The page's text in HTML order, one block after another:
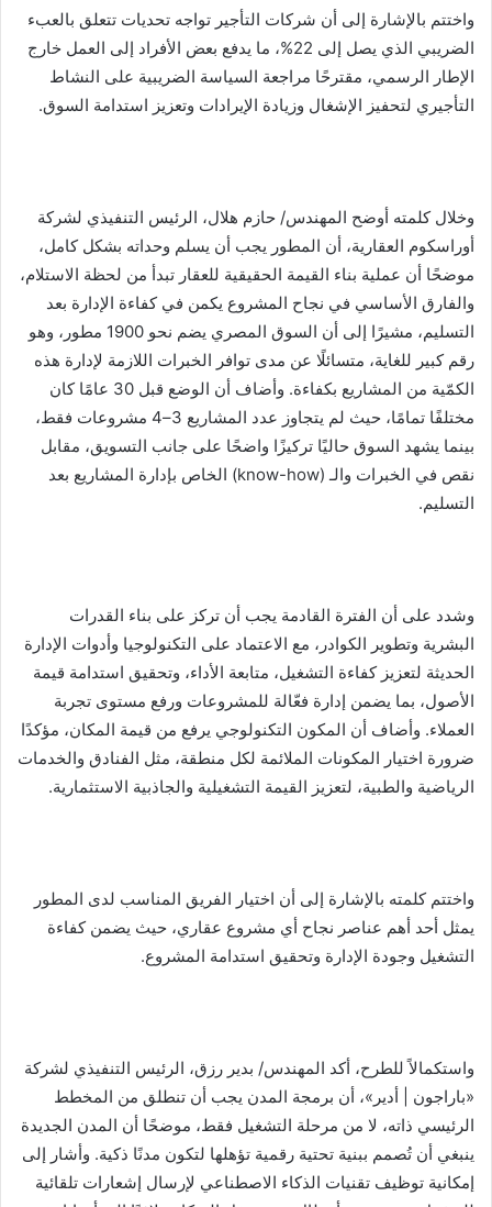
واختتم بالإشارة إلى أن شركات التأجير تواجه تحديات تتعلق بالعبء
الضريبي الذي يصل إلى 22%، ما يدفع بعض الأفراد إلى العمل خارج
الإطار الرسمي، مقترحًا مراجعة السياسة الضريبية على النشاط
التأجيري لتحفيز الإشغال وزيادة الإيرادات وتعزيز استدامة السوق.
وخلال كلمته أوضح المهندس/ حازم هلال، الرئيس التنفيذي لشركة
أوراسكوم العقارية، أن المطور يجب أن يسلم وحداته بشكل كامل،
موضحًا أن عملية بناء القيمة الحقيقية للعقار تبدأ من لحظة الاستلام،
والفارق الأساسي في نجاح المشروع يكمن في كفاءة الإدارة بعد
التسليم، مشيرًا إلى أن السوق المصري يضم نحو 1900 مطور، وهو
رقم كبير للغاية، متسائلًا عن مدى توافر الخبرات اللازمة لإدارة هذه
الكمّية من المشاريع بكفاءة. وأضاف أن الوضع قبل 30 عامًا كان
مختلفًا تمامًا، حيث لم يتجاوز عدد المشاريع 3–4 مشروعات فقط،
بينما يشهد السوق حاليًا تركيزًا واضحًا على جانب التسويق، مقابل
نقص في الخبرات والـ (know-how) الخاص بإدارة المشاريع بعد
التسليم.
وشدد على أن الفترة القادمة يجب أن تركز على بناء القدرات
البشرية وتطوير الكوادر، مع الاعتماد على التكنولوجيا وأدوات الإدارة
الحديثة لتعزيز كفاءة التشغيل، متابعة الأداء، وتحقيق استدامة قيمة
الأصول، بما يضمن إدارة فعّالة للمشروعات ورفع مستوى تجربة
العملاء. وأضاف أن المكون التكنولوجي يرفع من قيمة المكان، مؤكدًا
ضرورة اختيار المكونات الملائمة لكل منطقة، مثل الفنادق والخدمات
الرياضية والطبية، لتعزيز القيمة التشغيلية والجاذبية الاستثمارية.
واختتم كلمته بالإشارة إلى أن اختيار الفريق المناسب لدى المطور
يمثل أحد أهم عناصر نجاح أي مشروع عقاري، حيث يضمن كفاءة
التشغيل وجودة الإدارة وتحقيق استدامة المشروع.
واستكمالاً للطرح، أكد المهندس/ بدير رزق، الرئيس التنفيذي لشركة
«باراجون | أدير»، أن برمجة المدن يجب أن تنطلق من المخطط
الرئيسي ذاته، لا من مرحلة التشغيل فقط، موضحًا أن المدن الجديدة
ينبغي أن تُصمم ببنية تحتية رقمية تؤهلها لتكون مدنًا ذكية. وأشار إلى
إمكانية توظيف تقنيات الذكاء الاصطناعي لإرسال إشعارات تلقائية